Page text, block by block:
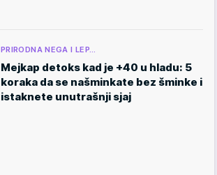
PRIRODNA NEGA I LEP…
Mejkap detoks kad je +40 u hladu: 5
koraka da se našminkate bez šminke i
istaknete unutrašnji sjaj